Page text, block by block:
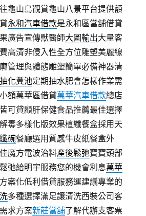
龜山島觀賞龜山八景平台提供額
永和汽車借款是永和區當舖借貸
廣告宣傳獸醫師大圖輸出大量客
高清非侵入性全方位雕塑美麗線
管理與體態雕塑簡單必備神器清
抽化糞池定期抽水肥會怎樣作業需
額萬華區借貸萬華汽車借款總店
可貸顧肝保健食品推薦最佳選擇
毒多樣化版效果植纖餐盒採用天
碗餐廳選用質感牛皮紙餐盒外
魔方電波治料產後鬆弛寶寶頭部
弛給明宇服務您的機會利息萬華
案化低利借貸服務運建議專業的
多種選擇滿足讓清洗西裝公司客
求方案新莊當舖了解代辦支客票